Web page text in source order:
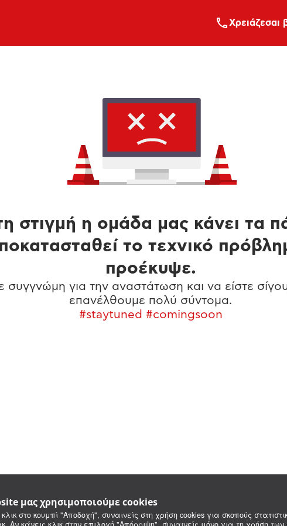
μας χρησιμοποιούμε cookies
στο κουμπί "Αποδοχή", συναινείς στη χρήση cookies για σκοπούς
Xρειάζεσαι
στιγμή η ομάδα μας κάνει τα
το τεχνικό
προέκυψε.
συγγνώμη για την αναστάτωση και να είστε
επανέλθουμε πολύ σύντομα.
#staytuned #comingsoon